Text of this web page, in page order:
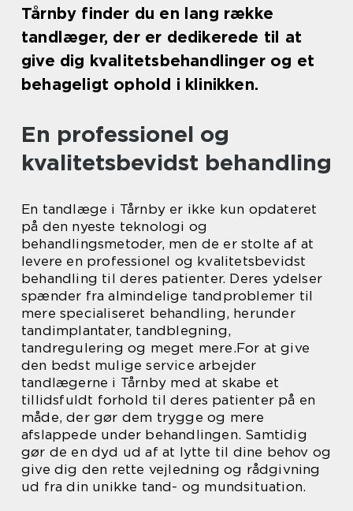
Tårnby finder du en lang række
tandlæger, der er dedikerede til at
give dig kvalitetsbehandlinger og et
behageligt ophold i klinikken.
En professionel og
kvalitetsbevidst behandling
En tandlæge i Tårnby er ikke kun opdateret
på den nyeste teknologi og
behandlingsmetoder, men de er stolte af at
levere en professionel og kvalitetsbevidst
behandling til deres patienter. Deres ydelser
spænder fra almindelige tandproblemer til
mere specialiseret behandling, herunder
tandimplantater, tandblegning,
tandregulering og meget mere.For at give
den bedst mulige service arbejder
tandlægerne i Tårnby med at skabe et
tillidsfuldt forhold til deres patienter på en
måde, der gør dem trygge og mere
afslappede under behandlingen. Samtidig
gør de en dyd ud af at lytte til dine behov og
give dig den rette vejledning og rådgivning
ud fra din unikke tand- og mundsituation.